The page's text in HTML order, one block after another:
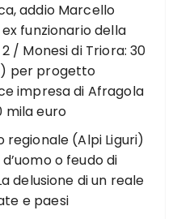
addio Marcello
funzionario della
/ Monesi di Triora: 30
per progetto
impresa di Afragola
mila euro
regionale (Alpi Liguri)
o feudo di
delusione di un reale
e paesi